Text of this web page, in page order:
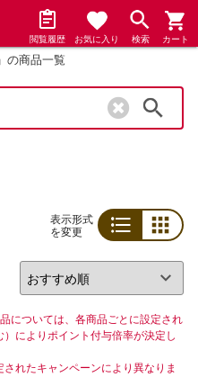
閲覧履歴 お気に入り 検索 カート
の商品一覧
表示形式
を変更
については、各商品ごとに設定され
によりポイント付与倍率が決定し
れたキャンペーンにより異なりま